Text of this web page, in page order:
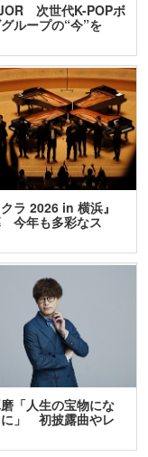
次世代K-POPボ
ループの“今”を
クラ 2026 in 横浜』
今年も多彩なス
「人生の宝物にな
に」 初披露曲やレ